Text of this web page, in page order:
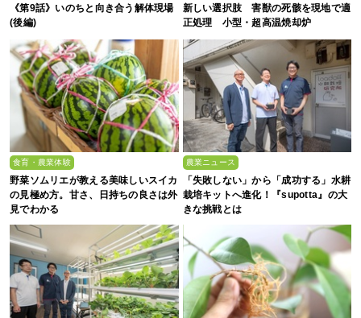
《第9話》いのちと向き合う解体現場
(後編)
新しい選択肢 害獣の死骸を現地で適
正処理 小型・超高温焼却炉
『ACE0.5型』
食育・農業体験
野菜ソムリエが教える美味しいスイカ
の見極め方。甘さ、日持ちの良さは外
見でわかる
農業ニュース
「失敗しない」から「成功する」水耕
栽培キットへ進化！『supotta』の大
きな挑戦とは